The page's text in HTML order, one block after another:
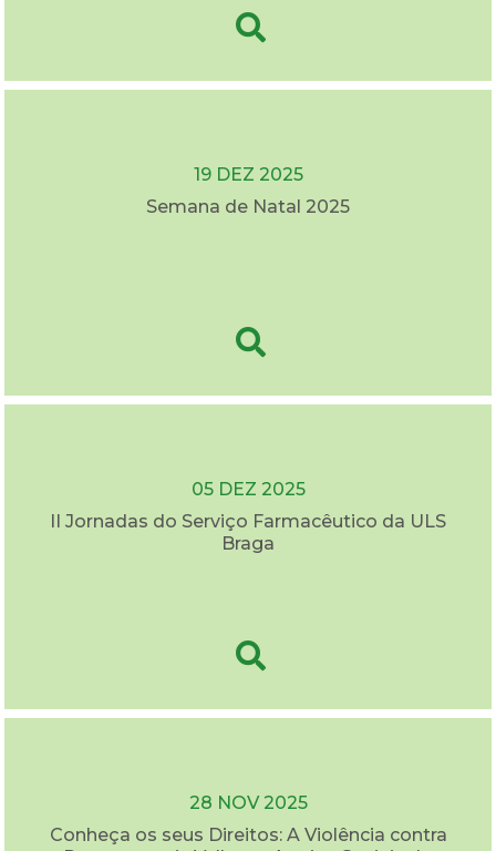
19 DEZ 2025
Semana de Natal 2025
05 DEZ 2025
II Jornadas do Serviço Farmacêutico da ULS
Braga
28 NOV 2025
Conheça os seus Direitos: A Violência contra